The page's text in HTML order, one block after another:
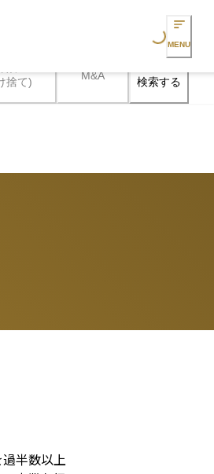
Loading... MENU
捨て)
M&A 検索する
半数以上